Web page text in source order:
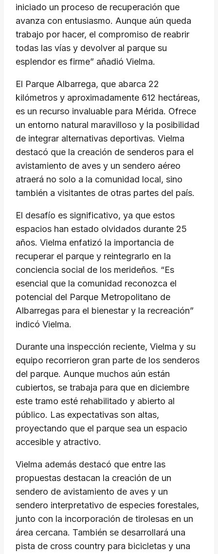
iniciado un proceso de recuperación que
avanza con entusiasmo. Aunque aún queda
trabajo por hacer, el compromiso de reabrir
todas las vías y devolver al parque su
esplendor es firme” añadió Vielma.
El Parque Albarrega, que abarca 22
kilómetros y aproximadamente 612 hectáreas,
es un recurso invaluable para Mérida. Ofrece
un entorno natural maravilloso y la posibilidad
de integrar alternativas deportivas. Vielma
destacó que la creación de senderos para el
avistamiento de aves y un sendero aéreo
atraerá no solo a la comunidad local, sino
también a visitantes de otras partes del país.
El desafío es significativo, ya que estos
espacios han estado olvidados durante 25
años. Vielma enfatizó la importancia de
recuperar el parque y reintegrarlo en la
conciencia social de los merideños. “Es
esencial que la comunidad reconozca el
potencial del Parque Metropolitano de
Albarregas para el bienestar y la recreación”
indicó Vielma.
Durante una inspección reciente, Vielma y su
equipo recorrieron gran parte de los senderos
del parque. Aunque muchos aún están
cubiertos, se trabaja para que en diciembre
este tramo esté rehabilitado y abierto al
público. Las expectativas son altas,
proyectando que el parque sea un espacio
accesible y atractivo.
Vielma además destacó que entre las
propuestas destacan la creación de un
sendero de avistamiento de aves y un
sendero interpretativo de especies forestales,
junto con la incorporación de tirolesas en un
área cercana. También se desarrollará una
pista de cross country para bicicletas y una